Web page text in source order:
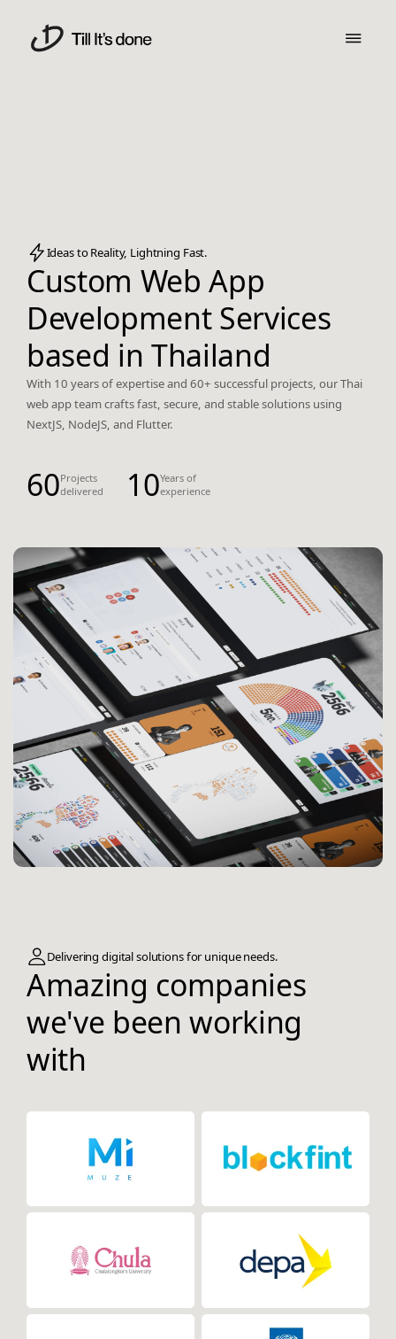
Ideas to Reality, Lightning Fast.
Custom Web App
Development Services
based in Thailand
With 10 years of expertise and 60+ successful projects, our Thai
web app team crafts fast, secure, and stable solutions using
NextJS, NodeJS, and Flutter.
60Projects
delivered
10Years of
experience
Delivering digital solutions for unique needs.
Amazing companies
we've been working
with